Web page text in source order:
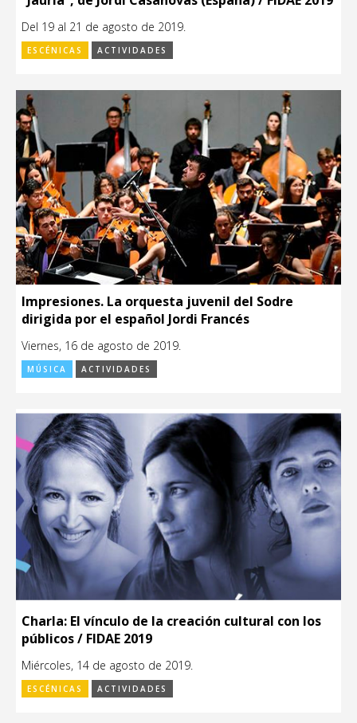
Del 19 al 21 de agosto de 2019.
ESCÉNICAS ACTIVIDADES
Impresiones. La orquesta juvenil del Sodre
dirigida por el español Jordi Francés
Viernes, 16 de agosto de 2019.
MÚSICA ACTIVIDADES
Charla: El vínculo de la creación cultural con los
públicos / FIDAE 2019
Miércoles, 14 de agosto de 2019.
ESCÉNICAS ACTIVIDADES